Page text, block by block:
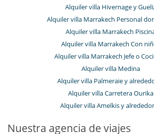
Alquiler villa Hivernage y
Alquiler villa Marrakech Personal
Alquiler villa Marrakech
Alquiler villa Marrakech Con
Alquiler villa Marrakech Jefe o
Alquiler villa Medina
Alquiler villa Palmeraie y
Alquiler villa Carretera Ourika
Alquiler villa Amelkis y
Nuestra agencia de viajes